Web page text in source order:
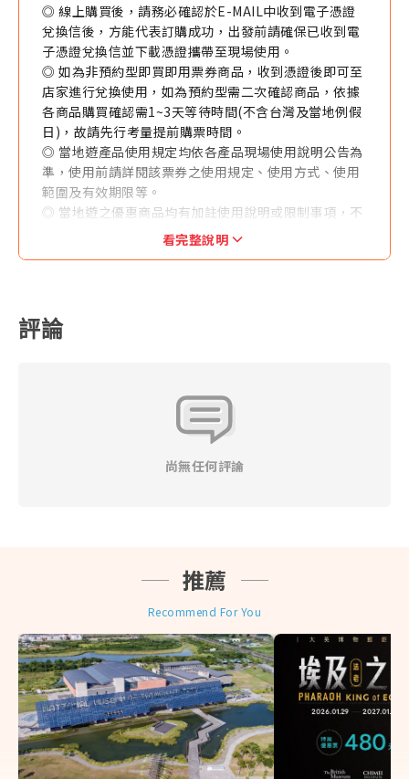
◎ 線上購買後，請務必確認於E-MAIL中收到電子憑證
兌換信後，方能代表訂購成功，出發前請確保已收到電
子憑證兌換信並下載憑證攜帶至現場使用。
◎ 如為非預約型即買即用票券商品，收到憑證後即可至
店家進行兌換使用，如為預約型需二次確認商品，依據
各商品購買確認需1~3天等待時間(不含台灣及當地例假
日)，故請先行考量提前購票時間。
◎ 當地遊產品使用規定均依各產品現場使用說明公告為
準，使用前請詳閱該票券之使用規定、使用方式、使用
範圍及有效期限等。
◎ 當地遊之優惠商品均有加註使用說明或限制事項，不
得與其他優惠方案同時併用。
◎ 每筆訂購（以訂單編號為準）限發送一個聯絡人E-
◎ 本產品售價均為優惠售價。如各供應商於官網有不定
◎ 當地遊產品一經售出，指定日期或有標示使用效期產
品不得退換、改票，如無使用期限之產品依其退改規定
辦理之，且需憑原始購買憑證 （本網當初開立之旅行業
◎ 訂購本網商品須遵守本公司會員規定，不得轉售或以
的公平使用原則（FUP）系指：為了維護網路連線品質
及公平使用原則，世界各國的電信公司有時會針對短時
間內，使用極大網路流量之用戶進行流量管制，可能導
致無法上網或上網速度變慢。 (實際降速與否請依各產
品敘述為主)
◎ 建議您可視自身狀況自行決定是否投保個人旅遊平安
險，為您的旅程多一份保障。
看完整說明
評論
尚無任何評論
推薦
Recommend For You